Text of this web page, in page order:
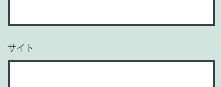
サイト